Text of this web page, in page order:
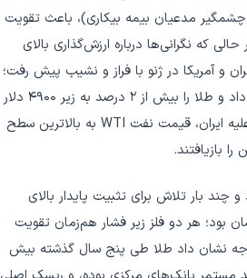
چشمگیر مدعیان بیمه بیکاری)، باعث تقویت
که نگرانی‌ها درباره ارزش‌گذاری بالای
و آمریکا در ژنو با فراز و نشیب پیش رفت؛
رسیدن دو طرف به تفاهم بر سر «اصول کلی» ابتدا تقاضا برای دارایی‌های امن را کاهش داد و طلا را بیش از ۲ درصد به زیر ۴۹۰۰ دلار
رساند، اما در ادامه ماه با تشدید دوباره تنش‌ها و افزایش احتمال اقدام نظامی آمریکا علیه ایران، قیمت نفت WTI به بالاترین سطح
عمدتاً در محدوده ۴۸۵۰ تا ۵۰۰۰ دلار نوسان کرد و چند بار تلاش برای تثبیت پایدار بالای
ماند، در حالی که نقره نیز بین حدود ۷۴ تا ۸۰ دلار در نوسان بود؛ هر دو فلز زیر فشار هم‌زمان تقویت
نشان داد طلا طی پنج سال گذشته بیش